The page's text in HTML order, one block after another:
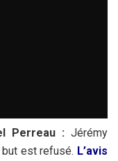
Perreau : Jérémy
est refusé. L’avis